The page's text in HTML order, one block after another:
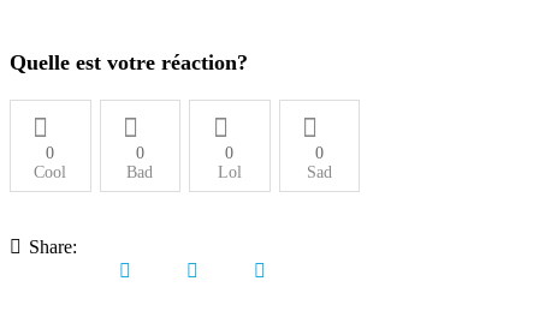
Quelle est votre réaction?
0
Cool
0
Bad
0
Lol
0
Sad
Share: